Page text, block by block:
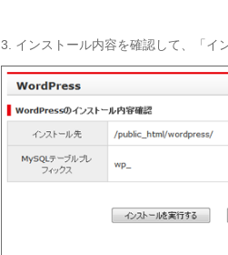
3. インストール内容を確認して、「イ